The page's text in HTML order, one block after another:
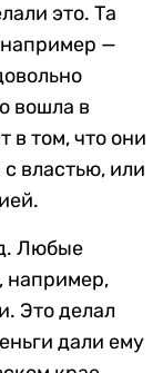
это. Та
—
вошла в
в том, что они
властью, или
Любые
например,
Это делал
дали ему